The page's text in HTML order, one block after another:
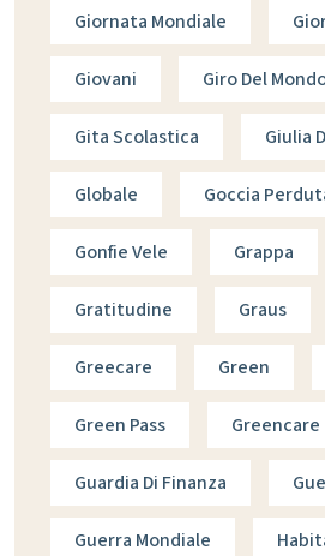
Giornata Mondiale
Giovani Giro Del
Gita Scolastica Giulia
Globale Goccia
Gonfie Vele Grappa
Gratitudine Graus
Greecare Green
Green Pass Greencare
Guardia Di Finanza
Guerra Mondiale